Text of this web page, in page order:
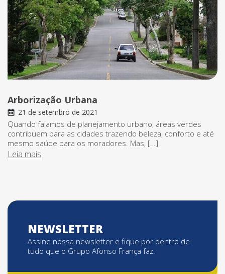
Arborização Urbana
21 de setembro de 2021
Quando falamos de planejamento urbano, áreas verdes
contribuem para as cidades trazendo beleza, conforto e até
mesmo saúde para os moradores. Mas, […]
Leia mais
NEWSLETTER
Assine nossa newsletter e fique por dentro de
tudo que o Grupo Afonso França faz.